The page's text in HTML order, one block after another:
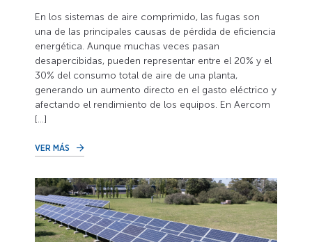
En los sistemas de aire comprimido, las fugas son
una de las principales causas de pérdida de eficiencia
energética. Aunque muchas veces pasan
desapercibidas, pueden representar entre el 20% y el
30% del consumo total de aire de una planta,
generando un aumento directo en el gasto eléctrico y
afectando el rendimiento de los equipos. En Aercom
[…]
VER MÁS